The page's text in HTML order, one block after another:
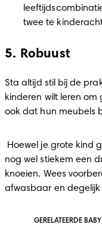
twee te
5. Robuust
Sta altijd stil bij de
kinderen wilt leren om
ook dat hun meubels
nog wel stiekem een
knoeien. Wees
afwasbaar en degelijk
GERELATEERDE